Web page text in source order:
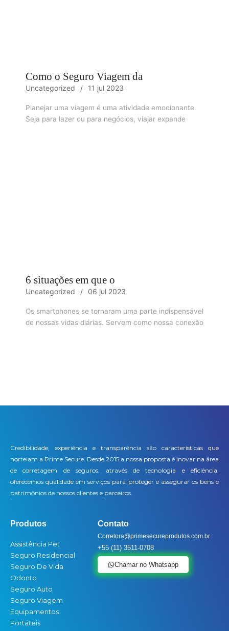
Como o Seguro Viagem da
Uncategorized 11 jul 2023
Planejar uma viagem é uma atividade emocionante.
Seja para lazer ou para negócios, viajar expande
6 situações em que o
Uncategorized 06 jul 2023
Os smartphones se tornaram uma parte indispensável
de nossas vidas diárias. Servem como nossa conexão
Credibilidade, experiência e transparência são características que
norteiam a Prime Secure. Desde 2015 a nossa proposta é inovar na área
de corretagem de seguros, através de tecnologia e eficiência,
oferecemos qualidade em serviços para proteger e assegurar os bens e
patrimônios de nossos clientes e parceiros.
Produtos
Assistência Pet
Seguro Residencial
Seguro De Vida
Odonto
Seguro Auto
Seguro Viagem
Equipamentos
Portáteis
Contato
Corretora@primesecureprodutos.com.br
+55 (11) 3511-0708
Chamar no Whatsapp